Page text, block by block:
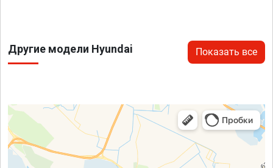
Другие модели Hyundai Показать все